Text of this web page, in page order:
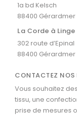
1a bd Kelsch
88400 Gérardmer
La Corde à
302 route d’Epinal
88400 Gérardmer
CONTACTEZ NOS
Vous souhaitez
tissu, une
prise de mesures